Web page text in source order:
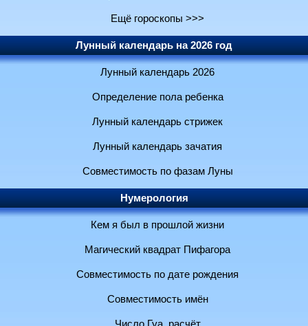
Ещё гороскопы >>>
Лунный календарь на 2026 год
Лунный календарь 2026
Определение пола ребенка
Лунный календарь стрижек
Лунный календарь зачатия
Совместимость по фазам Луны
Нумерология
Кем я был в прошлой жизни
Магический квадрат Пифагора
Совместимость по дате рождения
Совместимость имён